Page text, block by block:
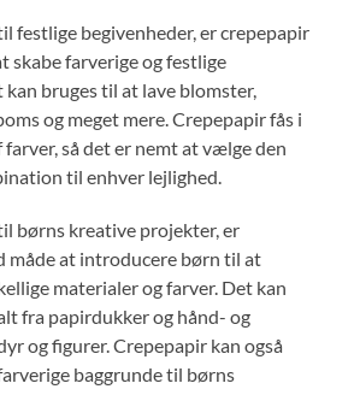
festlige begivenheder, er crepepapir
skabe farverige og festlige
bruges til at lave blomster,
og meget mere. Crepepapir fås i
så det er nemt at vælge den
til enhver lejlighed.
børns kreative projekter, er
måde at introducere børn til at
materialer og farver. Det kan
fra papirdukker og hånd- og
og figurer. Crepepapir kan også
baggrunde til børns